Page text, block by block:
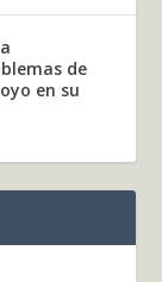
de
en su